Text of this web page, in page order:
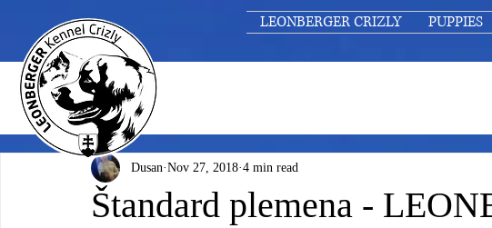
LEONBERGER CRIZLY PUPPIES
Štandard plemena -
Dusan Nov 27, 2018 4 min read